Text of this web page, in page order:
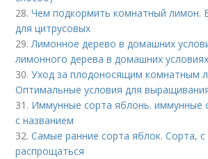
28.Чем подкормить комнатный лимон.
для цитрусовых
29.Лимонное дерево в домашних
лимонного дерева в домашних условиях
30.Уход за плодоносящим комнатным
Оптимальные условия для
31. Иммунные сорта яблонь. иммунные
с названием
32.Самые ранние сорта яблок. Сорта,
распрощаться